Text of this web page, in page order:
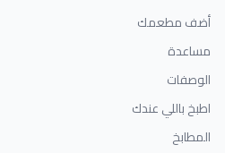
أضف مطعمك
مساعدة
الوصفات
اطبخ باللي عندك
المطابخ